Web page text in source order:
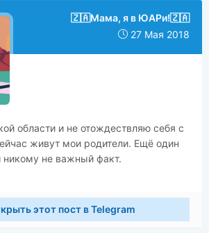
🇿🇦Мама, я в ЮАРи!🇿🇦
27 Мая 2018
области и не отождествляю себя с
живут мои родители. Ещё один
никому не важный факт.
этот пост в Telegram